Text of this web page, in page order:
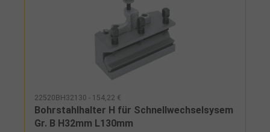
22520BH32130 - 154,22 €
Bohrstahlhalter H für Schnellwechselsysem
Gr. B H32mm L130mm